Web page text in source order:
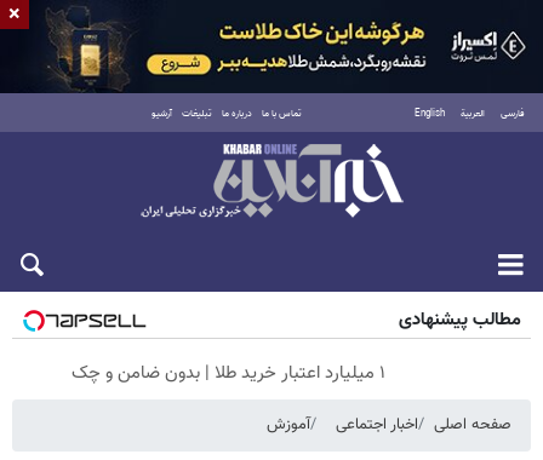
فارسی العربية English تماس با ما درباره ما تبلیغات آرشیو
شنبه ۱۷ مرداد ۱۴۰۵
مطالب پیشنهادی
۱ میلیارد اعتبار خرید طلا | بدون ضامن و چک
صفحه اصلی اخبار اجتماعی آموزش
×